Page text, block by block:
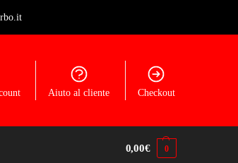
Aiuto al cliente Checkout
0,00€ 0